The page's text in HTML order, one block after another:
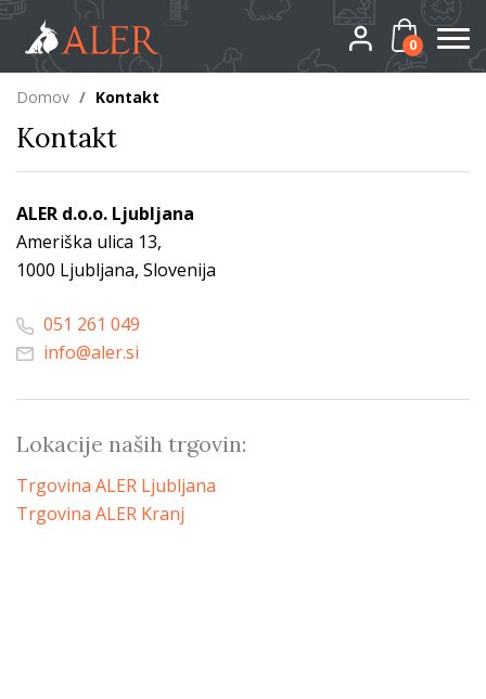
0
Domov / Kontakt
Kontakt
ALER d.o.o. Ljubljana
Ameriška ulica 13,
1000 Ljubljana, Slovenija
051 261 049
info@aler.si
Lokacije naših trgovin:
Trgovina ALER Ljubljana
Trgovina ALER Kranj